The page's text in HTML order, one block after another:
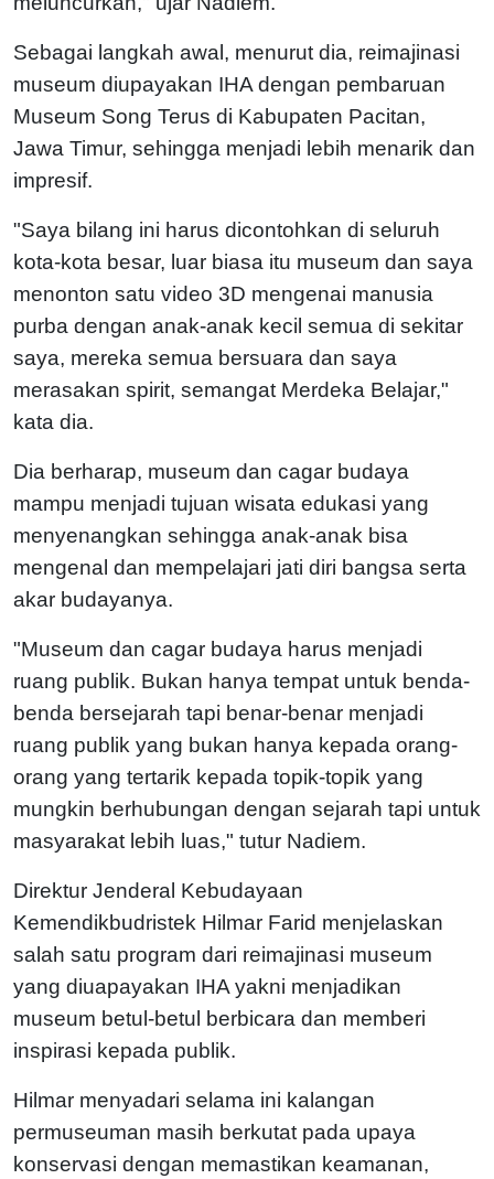
Sebagai langkah awal, menurut dia, reimajinasi
museum diupayakan IHA dengan pembaruan
Museum Song Terus di Kabupaten Pacitan,
Jawa Timur, sehingga menjadi lebih menarik dan
impresif.
"Saya bilang ini harus dicontohkan di seluruh
kota-kota besar, luar biasa itu museum dan saya
menonton satu video 3D mengenai manusia
purba dengan anak-anak kecil semua di sekitar
saya, mereka semua bersuara dan saya
merasakan spirit, semangat Merdeka Belajar,"
kata dia.
Dia berharap, museum dan cagar budaya
mampu menjadi tujuan wisata edukasi yang
menyenangkan sehingga anak-anak bisa
mengenal dan mempelajari jati diri bangsa serta
akar budayanya.
"Museum dan cagar budaya harus menjadi
ruang publik. Bukan hanya tempat untuk benda-
benda bersejarah tapi benar-benar menjadi
ruang publik yang bukan hanya kepada orang-
orang yang tertarik kepada topik-topik yang
mungkin berhubungan dengan sejarah tapi untuk
masyarakat lebih luas," tutur Nadiem.
Direktur Jenderal Kebudayaan
Kemendikbudristek Hilmar Farid menjelaskan
salah satu program dari reimajinasi museum
yang diuapayakan IHA yakni menjadikan
museum betul-betul berbicara dan memberi
inspirasi kepada publik.
Hilmar menyadari selama ini kalangan
permuseuman masih berkutat pada upaya
konservasi dengan memastikan keamanan,